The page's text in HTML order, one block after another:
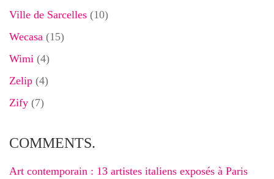
Ville de Sarcelles (10)
Wecasa (15)
Wimi (4)
Zelip (4)
Zify (7)
COMMENTS.
Art contemporain : 13 artistes italiens exposés à Paris